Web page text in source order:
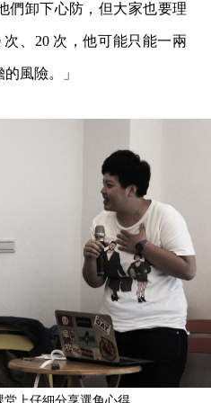
們卸下心防，但大家也要理
、20 次，他可能只能一兩
風險。」